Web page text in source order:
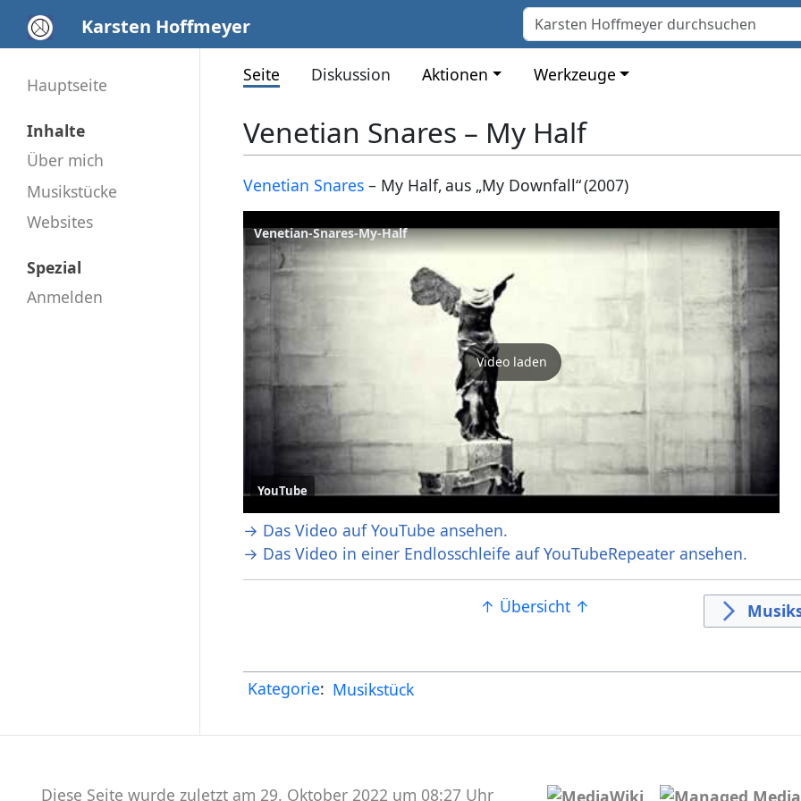
Karsten Hoffmeyer
Hauptseite
Inhalte
Über mich
Musikstücke
Websites
Spezial
Anmelden
Seite Diskussion Aktionen Werkzeuge
Venetian Snares – My Half
Venetian Snares – My Half, aus „My Downfall“ (2007)
Venetian-Snares-My-Half
Video laden
YouTube
→ Das Video auf YouTube ansehen.
→ Das Video in einer Endlosschleife auf YouTubeRepeater ansehen.
↑ Übersicht ↑
Kategorie: Musikstück
Diese Seite wurde zuletzt am 29. Oktober 2022 um 08:27 Uhr